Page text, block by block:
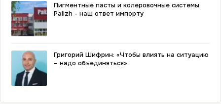
Пигментные пасты и колеровочные системы
Palizh - наш ответ импорту
Григорий Шифрин: «Чтобы влиять на ситуацию
– надо объединяться»